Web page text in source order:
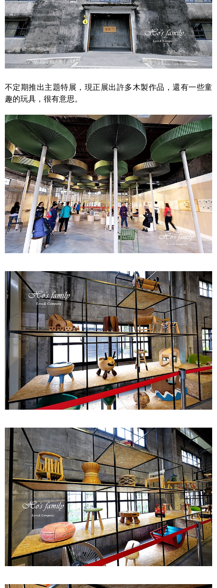
不定期推出主題特展，現正展出許多木製作品，還有一些童
趣的玩具，很有意思。